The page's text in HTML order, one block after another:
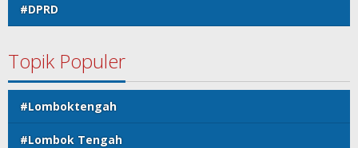
#DPRD
Topik Populer
#Lomboktengah
#Lombok Tengah